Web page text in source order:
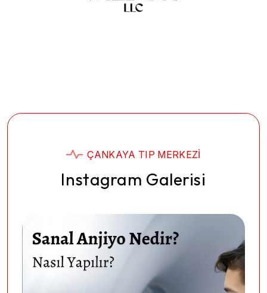
ÇANKAYA TIP MERKEZI
Instagram Galerisi